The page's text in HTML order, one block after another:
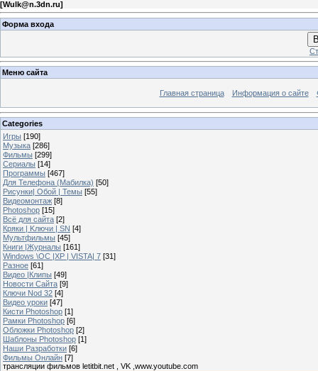
[Wulk@n.3dn.ru]
Форма входа
Меню сайта
Главная страница Информация о сайте
Categories
Игры [190]
Музыка [286]
Фильмы [299]
Сериалы [14]
Программы [467]
Для Телефона (Мабилка) [50]
Рисунки| Обой | Темы [55]
Видеомонтаж [8]
Photoshop [15]
Всё для сайта [2]
Кряки | Kлючи | SN [4]
Мультфильмы [45]
Книги |Журналы [161]
Windows \OC |XP | VISTA| 7 [31]
Разное [61]
Видео |Клипы [49]
Новости Сайта [9]
Ключи Nod 32 [4]
Видео уроки [47]
Кисти Photoshop [1]
Рамки Photoshop [6]
Обложки Photoshop [2]
Шаблоны Photoshop [1]
Наши Разработки [6]
Фильмы Онлайн [7]
трансляции фильмов letitbit.net , VK ,www.youtube.com